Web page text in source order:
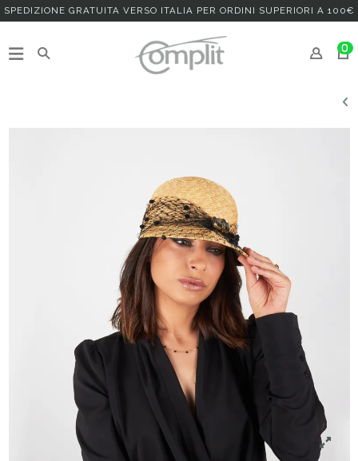
SPEDIZIONE GRATUITA VERSO ITALIA PER ORDINI SUPERIORI A 100€
0